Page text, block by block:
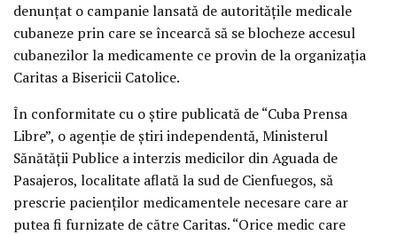
denunţat o campanie lansată de autorităţile medicale
cubaneze prin care se încearcă să se blocheze accesul
cubanezilor la medicamente ce provin de la organizaţia
Caritas a Bisericii Catolice.
În conformitate cu o ştire publicată de “Cuba Prensa
Libre”, o agenţie de ştiri independentă, Ministerul
Sănătăţii Publice a interzis medicilor din Aguada de
Pasajeros, localitate aflată la sud de Cienfuegos, să
prescrie pacienţilor medicamentele necesare care ar
putea fi furnizate de către Caritas. “Orice medic care